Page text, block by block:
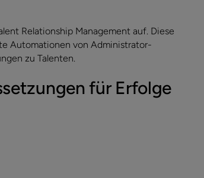
Relationship Management auf. Diese
Automationen von Administrator-
zu Talenten.
für Erfolge